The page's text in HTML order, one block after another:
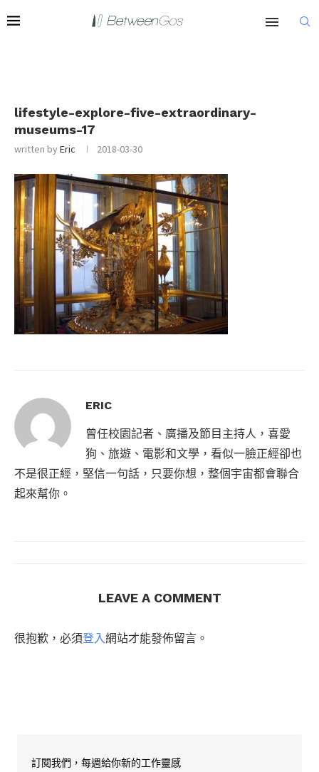
lifestyle-explore-five-extraordinary-
museums-17
written byEric 2018-03-30
ERIC
曾任校園記者、廣播及節目主持人，喜愛
狗、旅遊、電影和文學，看似一臉正經卻也
不是很正經，堅信一句話，只要你想，整個宇宙都會聯合
起來幫你。
LEAVE A COMMENT
很抱歉，必須登入網站才能發佈留言。
訂閱我們，每週給你新的工作靈感